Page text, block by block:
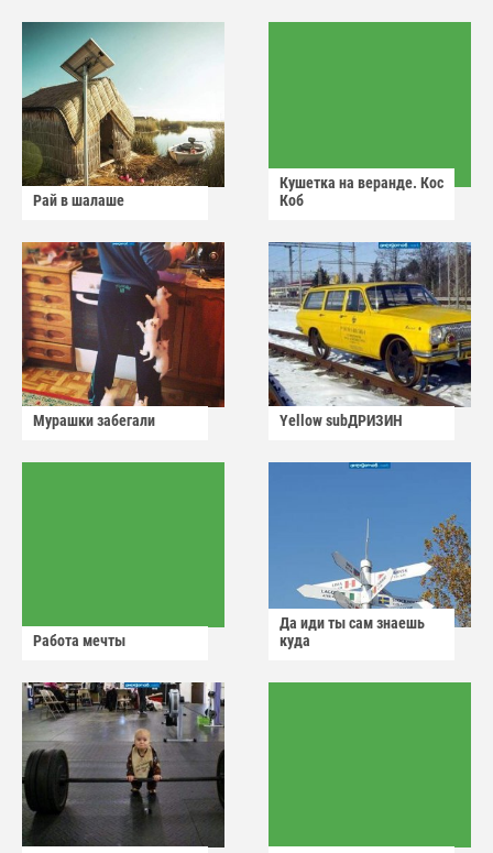
Рай в шалаше
Кушетка на веранде. Кос
Коб
Мурашки забегали Yellow subДРИЗИН
Работа мечты
Да иди ты сам знаешь
куда